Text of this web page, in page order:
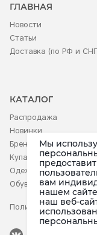
ГЛАВНАЯ
Новости
Статьи
Доставка (по РФ и
КАТАЛОГ
Распродажа
Новинки
Бренды
Купальники
Одежда
Обувь
Политика
Мы
вам
нашем
наш веб-